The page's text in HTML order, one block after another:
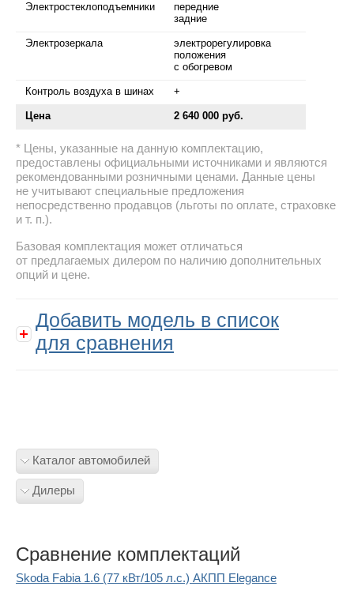
Электростеклоподъемники
передние
задние
Электрозеркала
электрорегулировка
положения
с обогревом
Контроль воздуха в шинах +
Цена 2 640 000 руб.
Цены, указанные на данную комплектацию,
предоставлены официальными источниками и являются
рекомендованными розничными ценами. Данные цены
не учитывают специальные предложения
непосредственно продавцов (льготы по оплате, страховке
и т. п.).
Базовая комплектация может отличаться
от предлагаемых дилером по наличию дополнительных
опций и цене.
Добавить модель в список
для сравнения
Каталог автомобилей
Дилеры
Сравнение комплектаций
Skoda Fabia 1.6 (77 кВт/105 л.с.) АКПП Elegance